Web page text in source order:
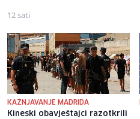
12 sati
KAŽNJAVANJE MADRIDA
Kineski obavještajci razotkrili